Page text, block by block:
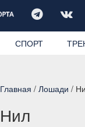
СПОРТ
Главная / Лошади /
Нил